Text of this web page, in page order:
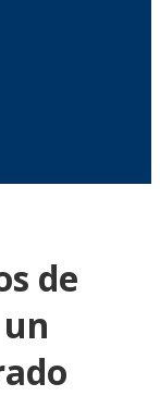
de